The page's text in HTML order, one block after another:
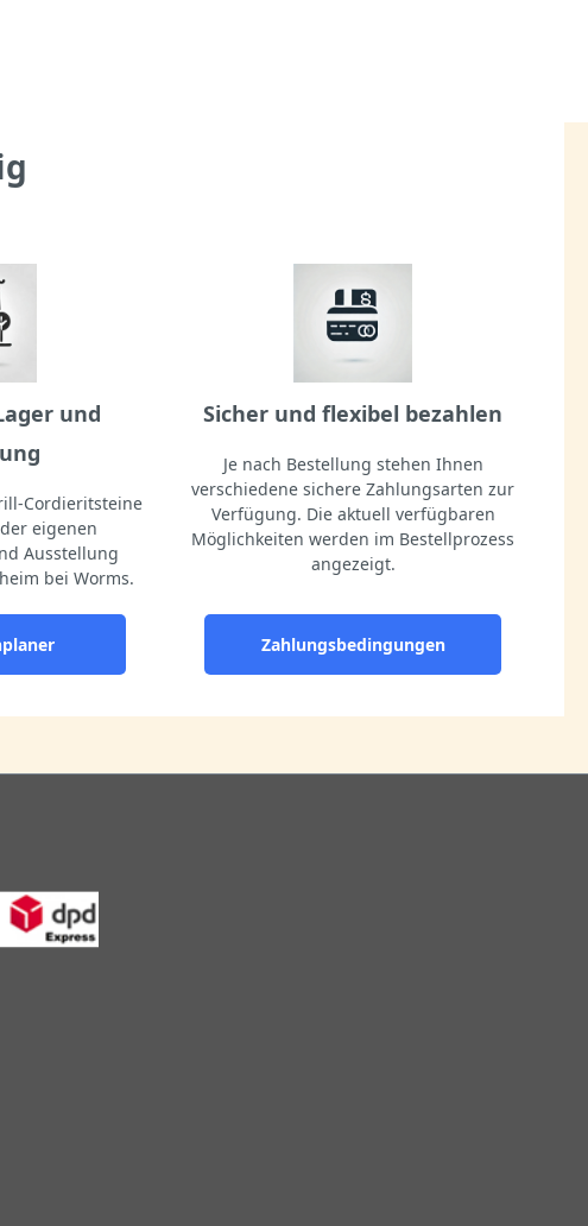
und
Cordieritsteine
eigenen
Ausstellung
bei Worms.
Sicher und flexibel bezahlen
Je nach Bestellung stehen Ihnen
verschiedene sichere Zahlungsarten zur
Verfügung. Die aktuell verfügbaren
Möglichkeiten werden im Bestellprozess
angezeigt.
Zahlungsbedingungen